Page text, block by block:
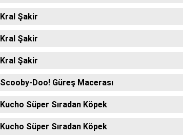
Kral Şakir
Kral Şakir
Kral Şakir
Scooby-Doo! Güreş Macerası
Kucho Süper Sıradan Köpek
Kucho Süper Sıradan Köpek